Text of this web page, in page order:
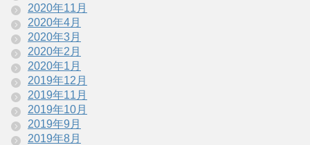
2020年11月
2020年4月
2020年3月
2020年2月
2020年1月
2019年12月
2019年11月
2019年10月
2019年9月
2019年8月